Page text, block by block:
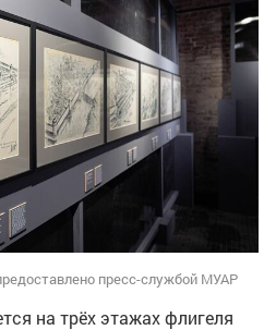
пресс-службой МУАР
на трёх этажах флигеля